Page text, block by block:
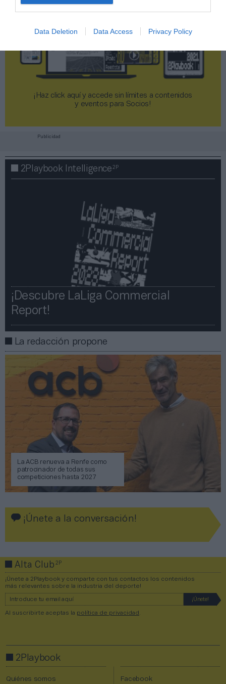
Data Deletion Data Access Privacy Policy
¡Haz click aquí y accede sin límites a contenidos
y eventos para Socios!​​​​​​​
Publicidad
2Playbook Intelligence2P
¡Descubre LaLiga Commercial
Report!​​
La redacción propone
La ACB renueva a Renfe como
patrocinador de todas sus
competiciones hasta 2027
¡Únete a la conversación!
Alta Club2P
¡Únete a 2Playbook y comparte con tus contactos los contenidos
más relevantes sobre la industria del deporte!
Al suscribirte aceptas la política de privacidad .
2Playbook
Quiénes somos Facebook